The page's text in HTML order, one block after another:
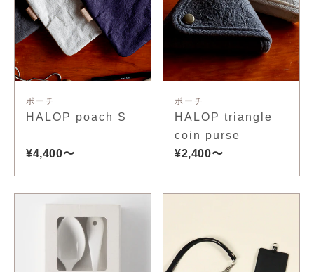
ポーチ
HALOP poach S
¥4,400〜
ポーチ
HALOP triangle
coin purse
¥2,400〜